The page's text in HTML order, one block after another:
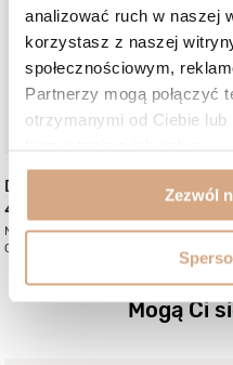
analizować ruch w naszej
korzystasz z naszej
społecznościowym,
Partnerzy mogą połączyć
otrzymanymi od Ciebie
Zezwól
Duża torebka shopper
499 zł
Najniższa cena:539 zł-7%
Cena regularna:
Mogą Ci